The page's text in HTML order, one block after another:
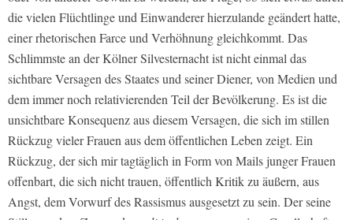
die vielen Flüchtlinge und Einwanderer hierzulande geändert hatte,
einer rhetorischen Farce und Verhöhnung gleichkommt. Das
Schlimmste an der Kölner Silvesternacht ist nicht einmal das
sichtbare Versagen des Staates und seiner Diener, von Medien und
dem immer noch relativierenden Teil der Bevölkerung. Es ist die
unsichtbare Konsequenz aus diesem Versagen, die sich im stillen
Rückzug vieler Frauen aus dem öffentlichen Leben zeigt. Ein
Rückzug, der sich mir tagtäglich in Form von Mails junger Frauen
offenbart, die sich nicht trauen, öffentlich Kritik zu äußern, aus
Angst, dem Vorwurf des Rassismus ausgesetzt zu sein. Der seine